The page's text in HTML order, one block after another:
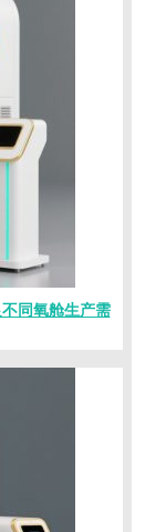
同氧舱生产需